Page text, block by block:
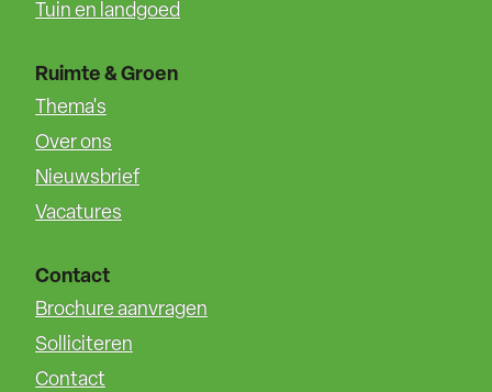
Tuin en landgoed
Ruimte & Groen
Thema's
Over ons
Nieuwsbrief
Vacatures
Contact
Brochure aanvragen
Solliciteren
Contact